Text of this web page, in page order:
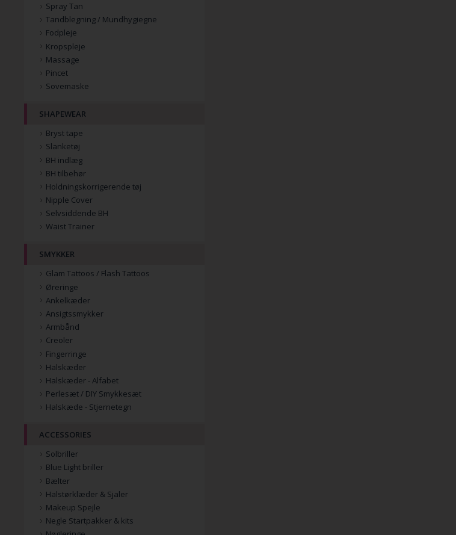
Spray Tan
Tandblegning / Mundhygiegne
Fodpleje
Kropspleje
Massage
Pincet
Sovemaske
SHAPEWEAR
Bryst tape
Slanketøj
BH indlæg
BH tilbehør
Holdningskorrigerende tøj
Nipple Cover
Selvsiddende BH
Waist Trainer
SMYKKER
Glam Tattoos / Flash Tattoos
Øreringe
Ankelkæder
Ansigtssmykker
Armbånd
Creoler
Fingerringe
Halskæder
Halskæder - Alfabet
Perlesæt / DIY Smykkesæt
Halskæde - Stjernetegn
ACCESSORIES
Solbriller
Blue Light briller
Bælter
Halstørklæder & Sjaler
Makeup Spejle
Negle Startpakker & kits